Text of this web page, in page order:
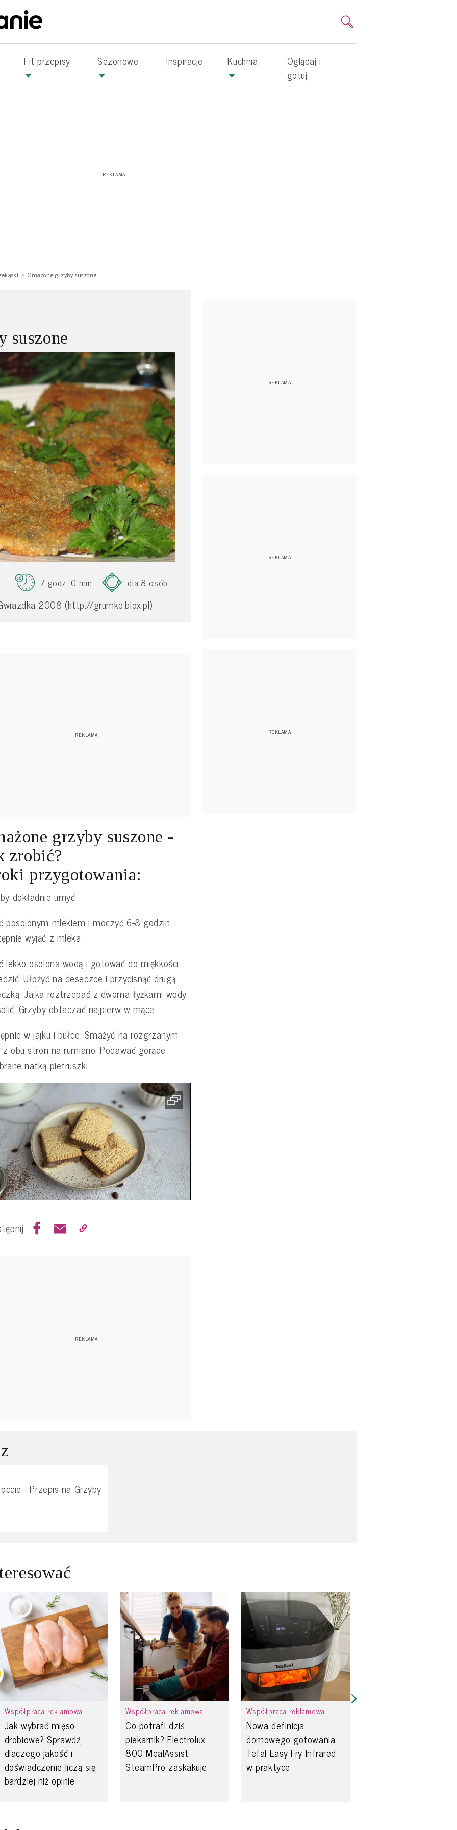
Fit przepisy Sezonowe Inspiracje Kuchnia
Oglądaj i
gotuj
Smażone grzyby suszone
suszone
7 godz. 0 min. dla 8 osób
2008 (http://grumko.blox.pl)
grzyby suszone -
zrobić?
przygotowania:
dokładnie umyć
posolonym mlekiem i moczyć 6-8 godzin.
wyjąć z mleka
lekko osolona wodą i gotować do miękkości.
Ułożyć na deseczce i przycisnąć drugą
Jajka roztrzepać z dwoma łyżkami wody
Grzyby obtaczać najpierw w mące
w jajku i bułce. Smażyć na rozgrzanym
z obu stron na rumiano. Podawać gorące
natką pietruszki.
- Przepis na Grzyby
Współpraca reklamowa
Jak wybrać mięso
drobiowe? Sprawdź,
dlaczego jakość i
doświadczenie liczą się
bardziej niż opinie
Współpraca reklamowa
Co potrafi dziś
piekarnik? Electrolux
800 MealAssist
SteamPro zaskakuje
Współpraca reklamowa
Nowa definicja
domowego gotowania.
Tefal Easy Fry Infrared
w praktyce